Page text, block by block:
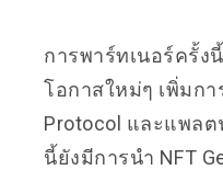
การพาร์ทเนอร์ครั้ง
โอกาสใหม่ๆ เพิ่มกา
Protocol และแพลต
นี้ยังมีการนำ NFT